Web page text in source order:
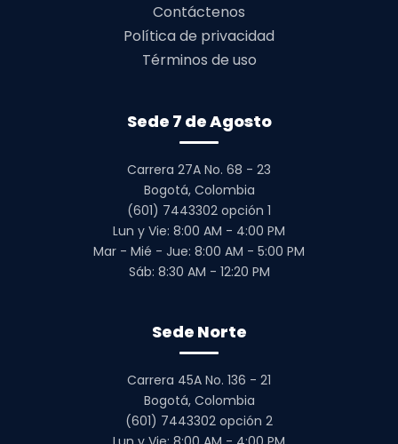
Contáctenos
Política de privacidad
Términos de uso
Sede 7 de Agosto
Carrera 27A No. 68 - 23
Bogotá, Colombia
(601) 7443302 opción 1
Lun y Vie: 8:00 AM - 4:00 PM
Mar - Mié - Jue: 8:00 AM - 5:00 PM
Sáb: 8:30 AM - 12:20 PM
Sede Norte
Carrera 45A No. 136 - 21
Bogotá, Colombia
(601) 7443302 opción 2